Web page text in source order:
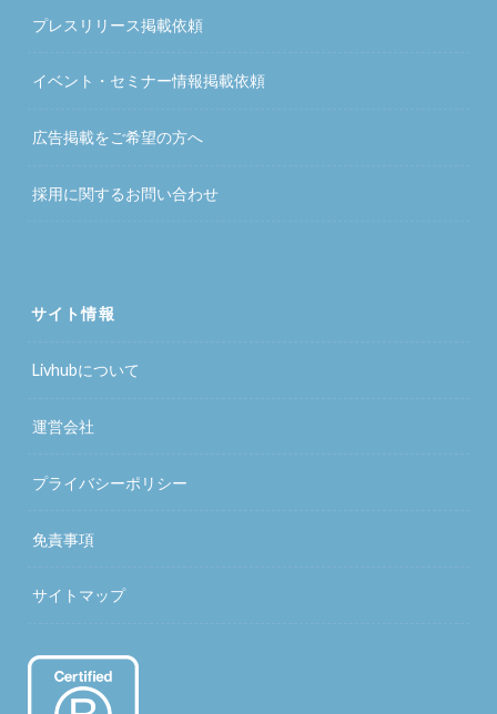
プレスリリース掲載依頼
イベント・セミナー情報掲載依頼
広告掲載をご希望の方へ
採用に関するお問い合わせ
サイト情報
Livhubについて
運営会社
プライバシーポリシー
免責事項
サイトマップ